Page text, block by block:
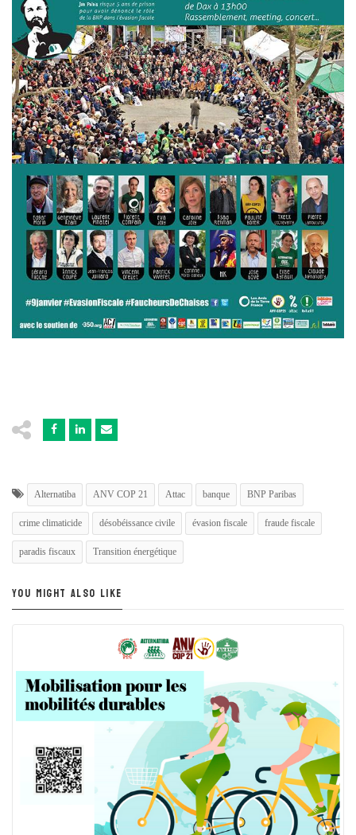
Alternatiba ANV COP 21 Attac banque BNP Paribas
crime climaticide désobéissance civile évasion fiscale fraude fiscale
paradis fiscaux Transition énergétique
YOU MIGHT ALSO LIKE